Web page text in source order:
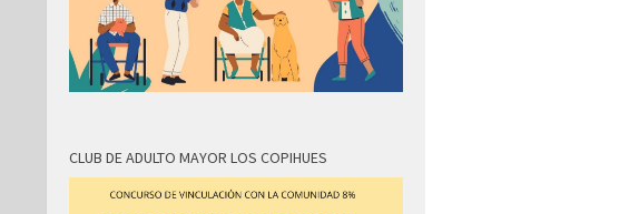
CLUB DE ADULTO MAYOR LOS COPIHUES